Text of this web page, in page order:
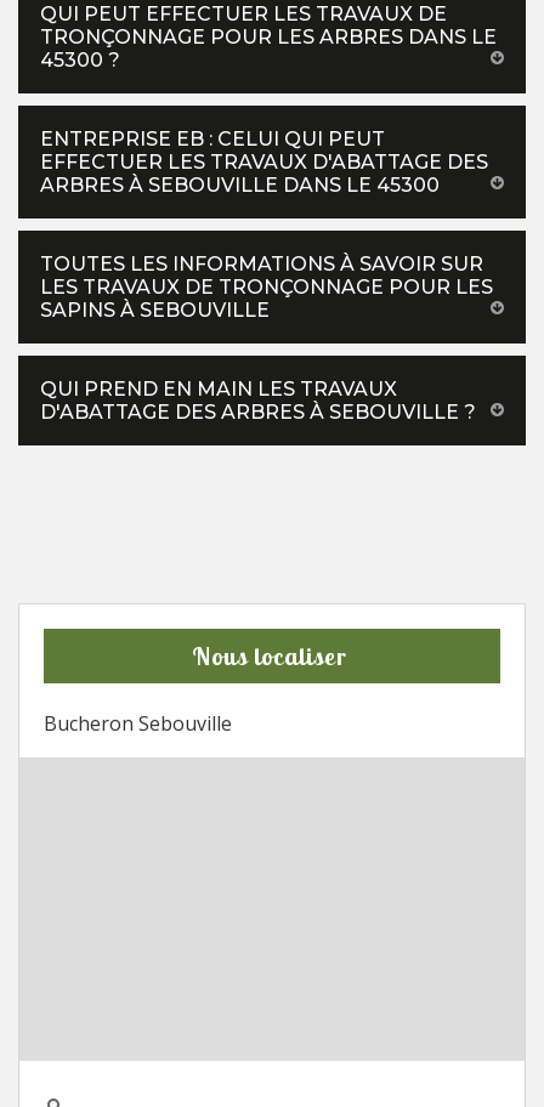
QUI PEUT EFFECTUER LES TRAVAUX DE
TRONÇONNAGE POUR LES ARBRES DANS LE
45300 ?
ENTREPRISE EB : CELUI QUI PEUT
EFFECTUER LES TRAVAUX D'ABATTAGE DES
ARBRES À SEBOUVILLE DANS LE 45300
TOUTES LES INFORMATIONS À SAVOIR SUR
LES TRAVAUX DE TRONÇONNAGE POUR LES
SAPINS À SEBOUVILLE
QUI PREND EN MAIN LES TRAVAUX
D'ABATTAGE DES ARBRES À SEBOUVILLE ?
Nous localiser
Bucheron Sebouville